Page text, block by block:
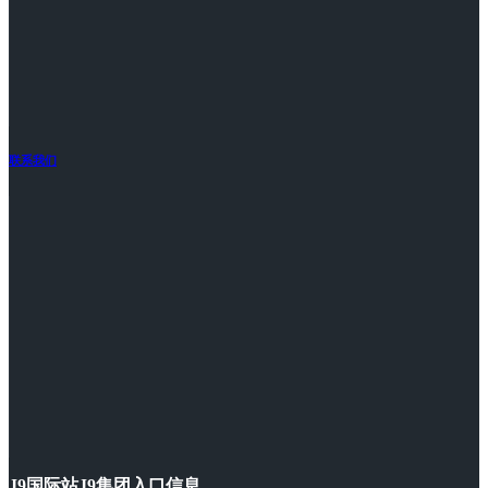
联系我们